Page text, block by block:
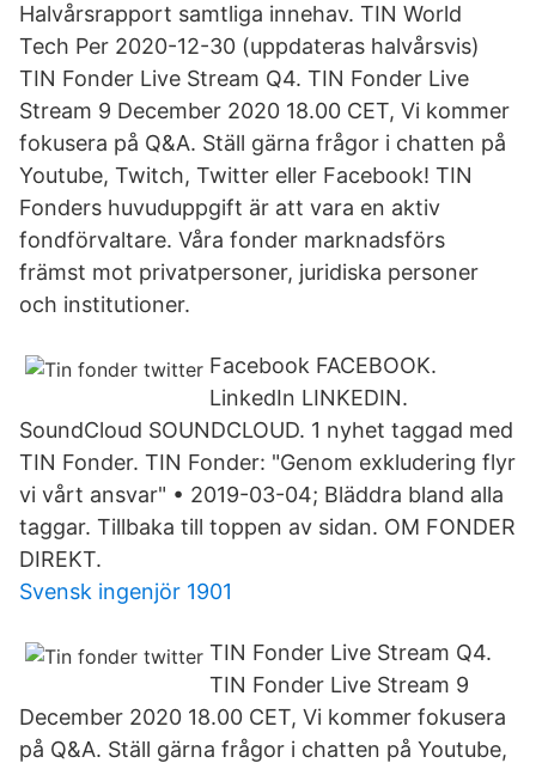
Halvårsrapport samtliga innehav. TIN World
Tech Per 2020-12-30 (uppdateras halvårsvis)
TIN Fonder Live Stream Q4. TIN Fonder Live
Stream 9 December 2020 18.00 CET, Vi kommer
fokusera på Q&A. Ställ gärna frågor i chatten på
Youtube, Twitch, Twitter eller Facebook! TIN
Fonders huvuduppgift är att vara en aktiv
fondförvaltare. Våra fonder marknadsförs
främst mot privatpersoner, juridiska personer
och institutioner.
Facebook FACEBOOK.
LinkedIn LINKEDIN.
SoundCloud SOUNDCLOUD. 1 nyhet taggad med
TIN Fonder. TIN Fonder: "Genom exkludering flyr
vi vårt ansvar" • 2019-03-04; Bläddra bland alla
taggar. Tillbaka till toppen av sidan. OM FONDER
DIREKT.
Svensk ingenjör 1901
TIN Fonder Live Stream Q4.
TIN Fonder Live Stream 9
December 2020 18.00 CET, Vi kommer fokusera
på Q&A. Ställ gärna frågor i chatten på Youtube,